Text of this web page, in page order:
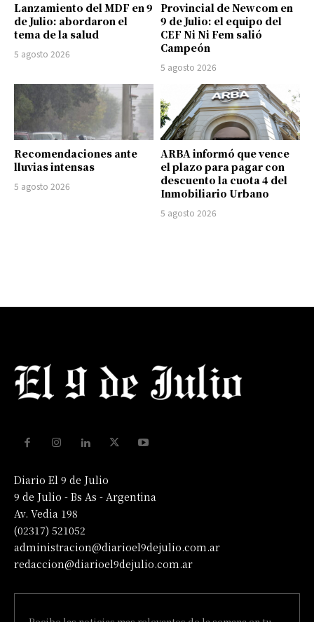
Lanzamiento del MDF en 9
de Julio: abordaron el
tema de la salud
5 agosto 2026
Provincial de Newcom en
9 de Julio: el equipo del
CEF Ni Ni Fem salió
Campeón
5 agosto 2026
Recomendaciones ante
lluvias intensas
5 agosto 2026
ARBA informó que vence
el plazo para pagar con
descuento la cuota 4 del
Inmobiliario Urbano
5 agosto 2026
Diario El 9 de Julio
9 de Julio - Bs As - Argentina
Av. Vedia 198
(02317) 521052
administracion@diarioel9dejulio.com.ar
redaccion@diarioel9dejulio.com.ar